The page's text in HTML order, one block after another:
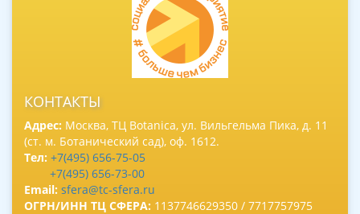
КОНТАКТЫ
Адрес: Москва, ТЦ Botanica, ул. Вильгельма Пика, д. 11
(ст. м. Ботанический сад), оф. 1612.
Тел: +7(495) 656-75-05
+7(495) 656-73-00
Email: sfera@tc-sfera.ru
ОГРН/ИНН ТЦ СФЕРА: 1137746629350 / 7717757975